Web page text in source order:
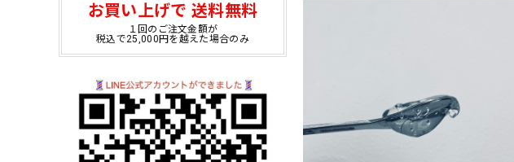
お買い上げで 送料無料
１回のご注文金額が
税込で25,000円を越えた場合のみ